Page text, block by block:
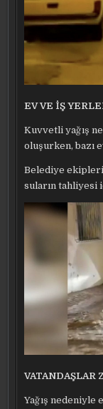
EV VE İŞ
Kuvvetli yağış
oluşurken, bazı
Belediye
suların tahliyesi
VATANDAŞLAR
Yağış nedeniyle